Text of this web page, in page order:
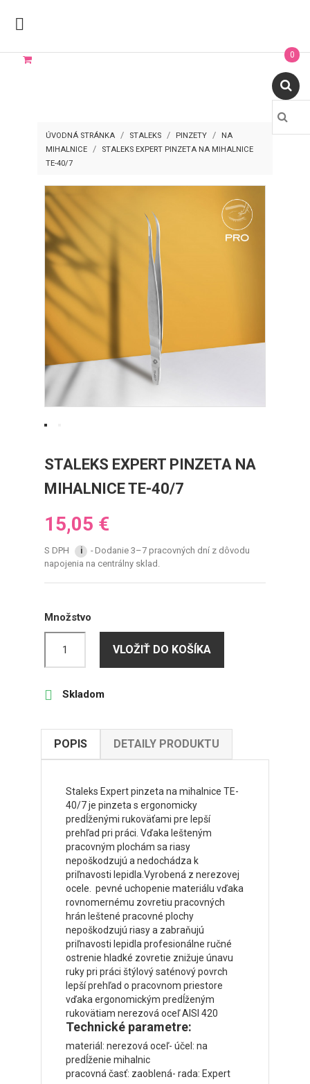

0
ÚVODNÁ STRÁNKA STALEKS PINZETY
NA
MIHALNICE
STALEKS EXPERT PINZETA NA MIHALNICE
TE-40/7
STALEKS EXPERT PINZETA NA
MIHALNICE TE-40/7
15,05 €
S DPH i
Dodanie 3–7 pracovných dní z dôvodu
napojenia na centrálny sklad.
Množstvo
VLOŽIŤ DO KOŠÍKA
 Skladom
POPIS DETAILY PRODUKTU
Staleks Expert pinzeta na mihalnice TE-
40/7 je pinzeta s ergonomicky
predĺženými rukoväťami pre lepší
prehľad pri práci. Vďaka lešteným
pracovným plochám sa riasy
nepoškodzujú a nedochádza k
priľnavosti lepidla.Vyrobená z nerezovej
ocele. pevné uchopenie materiálu vďaka
rovnomernému zovretiu pracovných
hrán leštené pracovné plochy
nepoškodzujú riasy a zabraňujú
priľnavosti lepidla profesionálne ručné
ostrenie hladké zovretie znižuje únavu
ruky pri práci štýlový saténový povrch
lepší prehľad o pracovnom priestore
vďaka ergonomickým predĺženým
rukovätiam nerezová oceľ AISI 420
Technické parametre:
materiál: nerezová oceľ- účel: na
predĺženie mihalnic
pracovná časť: zaoblená- rada: Expert